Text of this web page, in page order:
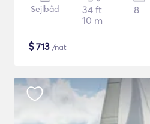
Sejlbåd
34 ft
10 m
8
$713 /nat